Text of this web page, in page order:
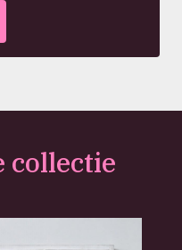
collectie